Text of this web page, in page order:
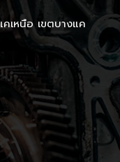
หนือ เขตบางแค